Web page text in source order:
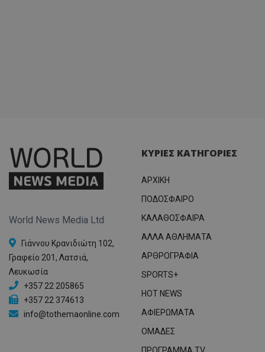
World News Media Ltd
Γιάννου Κρανιδιώτη 102,
Γραφείο 201, Λατσιά,
Λευκωσία
+357 22 205865
+357 22 374613
info@tothemaonline.com
ΚΥΡΙΕΣ ΚΑΤΗΓΟΡΙΕΣ
ΑΡΧΙΚΗ
ΠΟΔΟΣΦΑΙΡΟ
ΚΑΛΑΘΟΣΦΑΙΡΑ
ΑΛΛΑ ΑΘΛΗΜΑΤΑ
ΑΡΘΡΟΓΡΑΦΙΑ
SPORTS+
HOT NEWS
ΑΦΙΕΡΩΜΑΤΑ
ΟΜΑΔΕΣ